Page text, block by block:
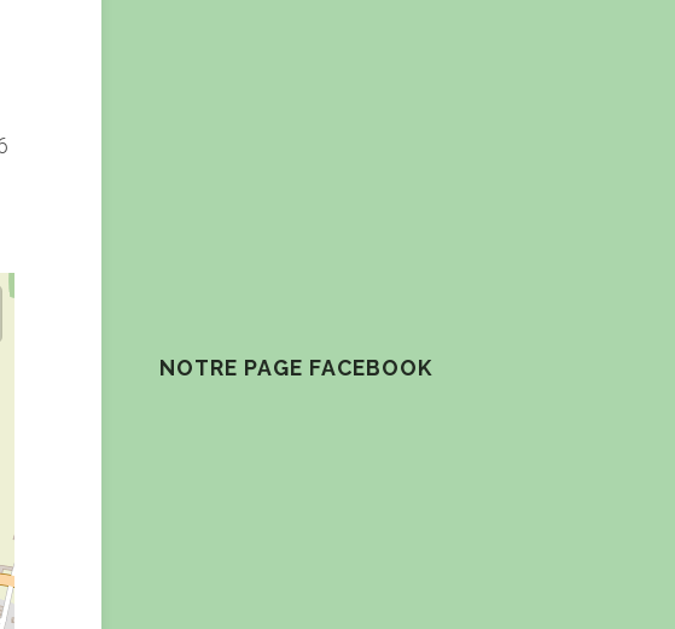
NOTRE PAGE FACEBOOK